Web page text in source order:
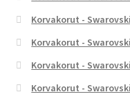
Korvakorut -
Korvakorut -
Korvakorut -
Korvakorut -